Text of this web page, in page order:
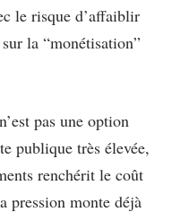
le risque d’affaiblir
la “monétisation”
pas une option
publique très élevée,
renchérit le coût
pression monte déjà